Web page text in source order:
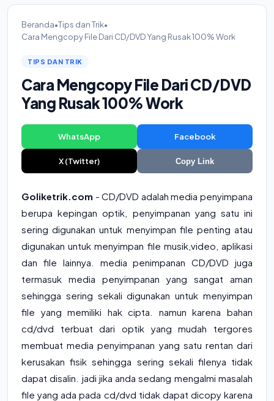
Beranda•Tips dan Trik•
Cara Mengcopy File Dari CD/DVD Yang Rusak 100% Work
TIPS DAN TRIK
Cara Mengcopy File Dari CD/DVD
Yang Rusak 100% Work
WhatsApp Facebook
X (Twitter) Copy Link
Goliketrik.com - CD/DVD adalah media penyimpana
berupa kepingan optik, penyimpanan yang satu ini
sering digunakan untuk menyimpan file penting atau
digunakan untuk menyimpan file musik,video, aplikasi
dan file lainnya. media penimpanan CD/DVD juga
termasuk media penyimpanan yang sangat aman
sehingga sering sekali digunakan untuk menyimpan
file yang memiliki hak cipta. namun karena bahan
cd/dvd terbuat dari optik yang mudah tergores
membuat media penyimpanan yang satu rentan dari
kerusakan fisik sehingga sering sekali filenya tidak
dapat disalin. jadi jika anda sedang mengalmi masalah
file yang ada pada cd/dvd tidak dapat dicopy karena